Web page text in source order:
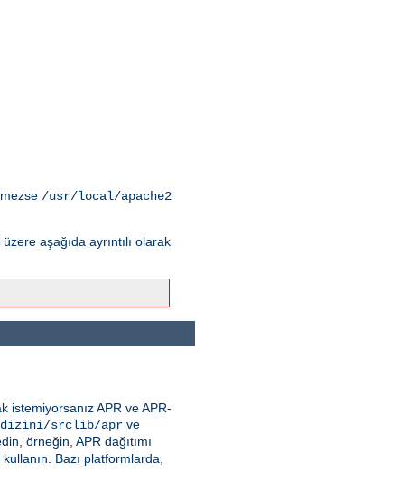
/usr/local/apache2
aşağıda ayrıntılı olarak
istemiyorsanız APR ve APR-
srclib/apr ve
örneğin, APR dağıtımı
Bazı platformlarda,